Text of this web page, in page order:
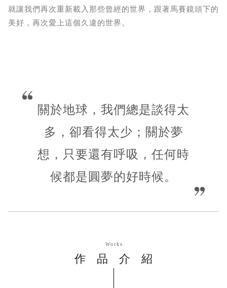
就讓我們再次重新載入那些曾經的世界，跟著馬賽鏡頭下的
美好，再次愛上這個久違的世界。
關於地球，我們總是談得太
多，卻看得太少；關於夢
想，只要還有呼吸，任何時
候都是圓夢的好時候。
Works
作品介紹